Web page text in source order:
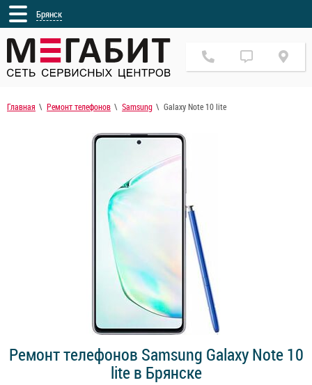
Брянск
Главная Ремонт телефонов Samsung Galaxy Note 10 lite
Ремонт телефонов Samsung Galaxy Note 10
lite в Брянске